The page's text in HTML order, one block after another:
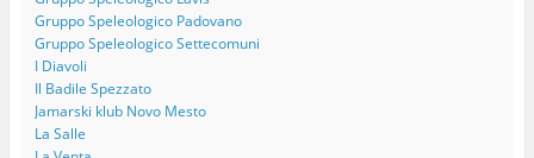
Gruppo Speleologico Padovano
Gruppo Speleologico Settecomuni
I Diavoli
Il Badile Spezzato
Jamarski klub Novo Mesto
La Salle